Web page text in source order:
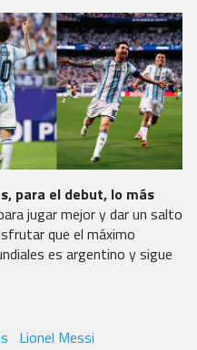
para el debut, lo más
jugar mejor y dar un salto
que el máximo
es argentino y sigue
Lionel Messi